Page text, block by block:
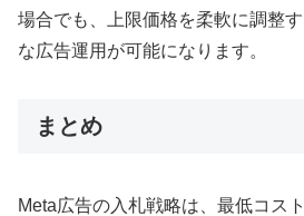
場合でも、上限価格を柔軟に調整
な広告運用が可能になります。
まとめ
Meta広告の入札戦略は、最低コス